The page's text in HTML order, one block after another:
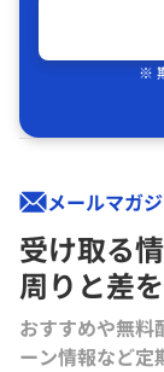
※
メールマガ
受け取る
周りと差
おすすめや無料
ーン情報など定